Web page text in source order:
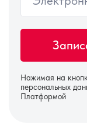
Нажимая на
персональных
Платформой